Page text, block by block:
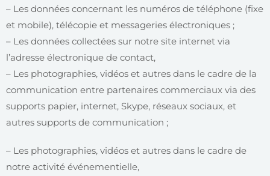
– Les données concernant les numéros de téléphone (fixe
et mobile), télécopie et messageries électroniques ;
– Les données collectées sur notre site internet via
l’adresse électronique de contact,
– Les photographies, vidéos et autres dans le cadre de la
communication entre partenaires commerciaux via des
supports papier, internet, Skype, réseaux sociaux, et
autres supports de communication ;
– Les photographies, vidéos et autres dans le cadre de
notre activité événementielle,